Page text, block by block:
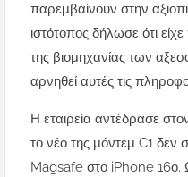
παρεμβαίνουν στην
ιστότοπος δήλωσε ότι
της βιομηχανίας των
αρνηθεί αυτές τις
Η εταιρεία αντέδρασε
το νέο της μόντεμ C1 δεν
Magsafe στο iPhone 16ο.